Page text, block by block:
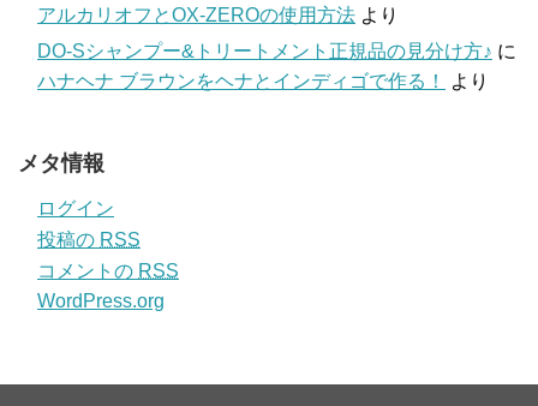
アルカリオフとOX-ZEROの使用方法 より
DO-Sシャンプー&トリートメント正規品の見分け方♪ に
ハナヘナ ブラウンをヘナとインディゴで作る！
より
メタ情報
ログイン
投稿の RSS
コメントの RSS
WordPress.org